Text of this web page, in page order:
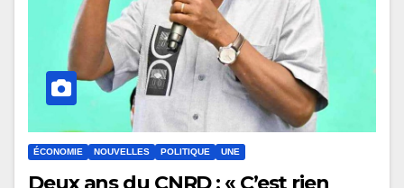
ÉCONOMIE NOUVELLES POLITIQUE UNE